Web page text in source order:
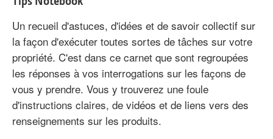
Un recueil d'astuces, d'idées et de savoir collectif sur
la façon d'exécuter toutes sortes de tâches sur votre
propriété. C'est dans ce carnet que sont regroupées
les réponses à vos interrogations sur les façons de
vous y prendre. Vous y trouverez une foule
d'instructions claires, de vidéos et de liens vers des
renseignements sur les produits.